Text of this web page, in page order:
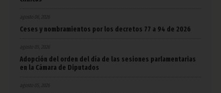
agosto 06, 2026
Ceses y nombramientos por los decretos 77 a 94 de 2026
Adopción del orden del día de las sesiones parlamentarias
en la Cámara de Diputados